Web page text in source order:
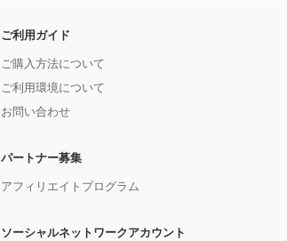
ご利用ガイド
ご購入方法について
ご利用環境について
お問い合わせ
パートナー募集
アフィリエイトプログラム
ソーシャルネットワークアカウント